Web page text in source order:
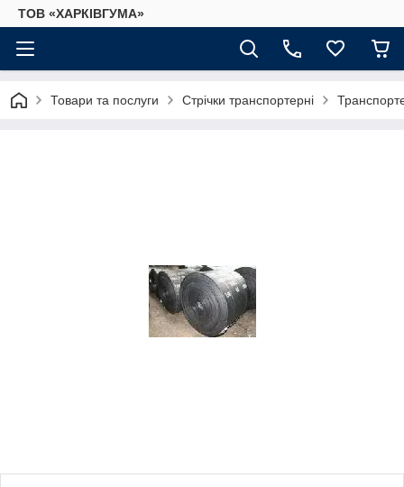
ТОВ «ХАРКІВГУМА»
Товари та послуги Стрічки транспортерні